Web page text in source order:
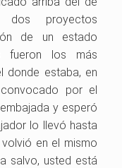
dos proyectos
de un estado
fueron los más
donde estaba, en
por el
y esperó
lo llevó hasta
en el mismo
salvo, usted está